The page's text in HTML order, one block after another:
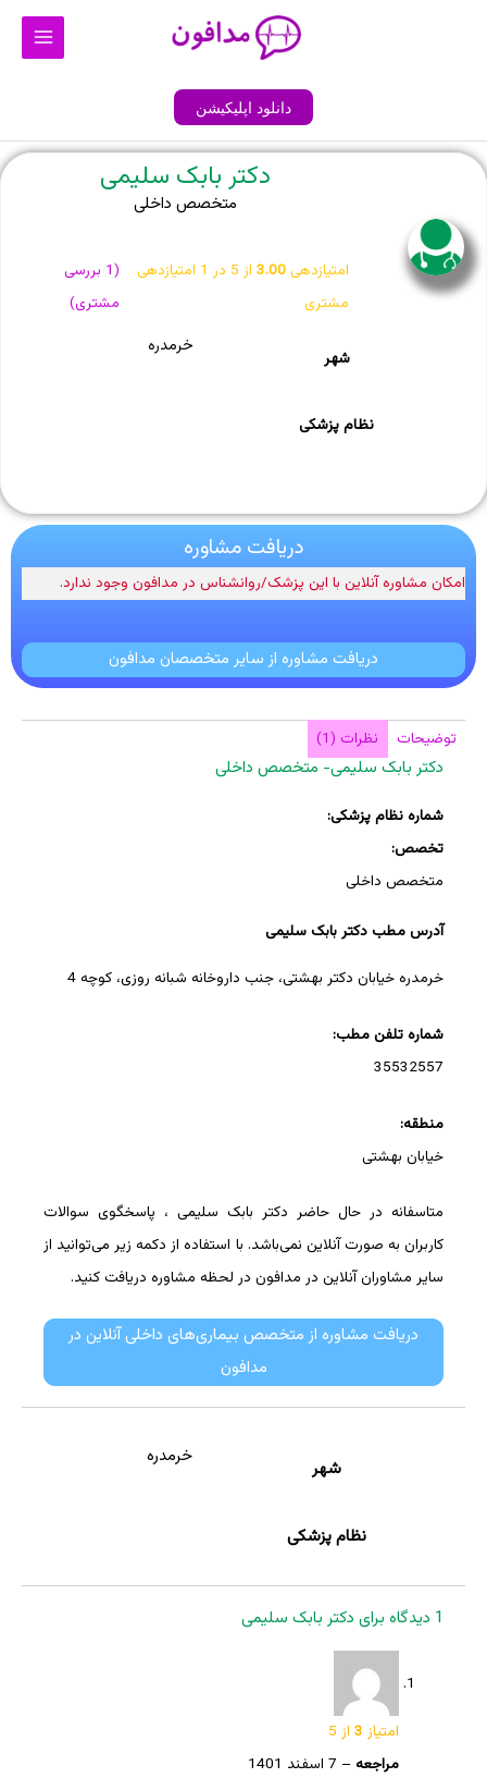
Main
دانلود اپلیکیشن
دکتر بابک سلیمی
متخصص داخلی
امتیازدهی3.00 از 5 در 1 امتیازدهی
مشتری
(
1 بررسی
مشتری)
شهر
خرمدره
نظام پزشکی
دریافت مشاوره
امکان مشاوره آنلاین با این پزشک/روانشناس در مدافون وجود ندارد.
دریافت مشاوره از سایر متخصصان مدافون
توضیحات نظرات (1)
دکتر بابک سلیمی- متخصص داخلی
شماره نظام پزشکی:
تخصص:
متخصص داخلی
آدرس مطب دکتر بابک سلیمی
خرمدره خیابان دکتر بهشتی، جنب داروخانه شبانه روزی، کوچه 4
شماره تلفن مطب:
35532557
منطقه:
خیابان بهشتی
متاسفانه در حال حاضر دکتر بابک سلیمی ، پاسخگوی سوالات
کاربران به صورت آنلاین نمی‌باشد. با استفاده از دکمه زیر می‌توانید از
سایر مشاوران آنلاین در مدافون در لحظه مشاوره دریافت کنید.
دریافت مشاوره از متخصص بیماری‌های داخلی آنلاین در
مدافون
شهر
خرمدره
نظام پزشکی
1 دیدگاه برای دکتر بابک سلیمی
امتیاز 3 از 5
مراجعه – 7 اسفند 1401